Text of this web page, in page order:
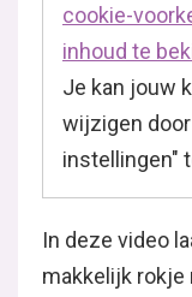
cookie-
inhoud te
Je kan jouw
wijzigen
instellingen"
In deze video
makkelijk rokje